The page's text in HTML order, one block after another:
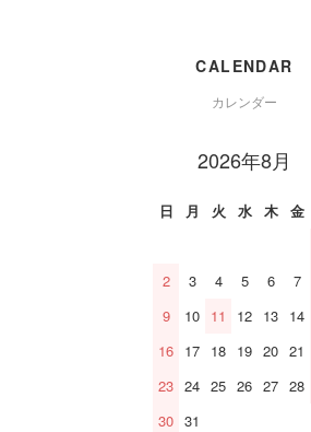
CALENDAR
カレンダー
2026年8月
日 月 火 水 木 金
2
3 4 5 6 7
9
10 11 12 13 14
16 17 18 19 20 21
23 24 25 26 27 28
30 31